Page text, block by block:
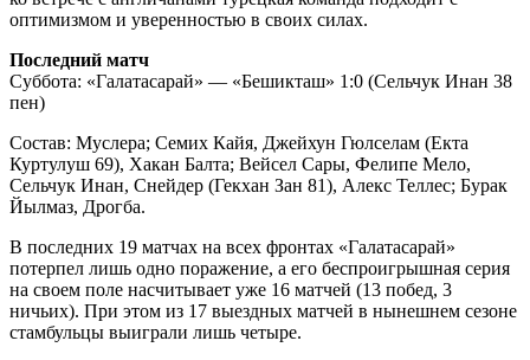
оптимизмом и уверенностью в своих силах.
Последний матч
Суббота: «Галатасарай» — «Бешикташ» 1:0 (Сельчук Инан 38
пен)
Состав: Муслера; Семих Кайя, Джейхун Гюлселам (Екта
Куртулуш 69), Хакан Балта; Вейсел Сары, Фелипе Мело,
Сельчук Инан, Снейдер (Гекхан Зан 81), Алекс Теллес; Бурак
Йылмаз, Дрогба.
В последних 19 матчах на всех фронтах «Галатасарай»
потерпел лишь одно поражение, а его беспроигрышная серия
на своем поле насчитывает уже 16 матчей (13 побед, 3
ничьих). При этом из 17 выездных матчей в нынешнем сезоне
стамбульцы выиграли лишь четыре.